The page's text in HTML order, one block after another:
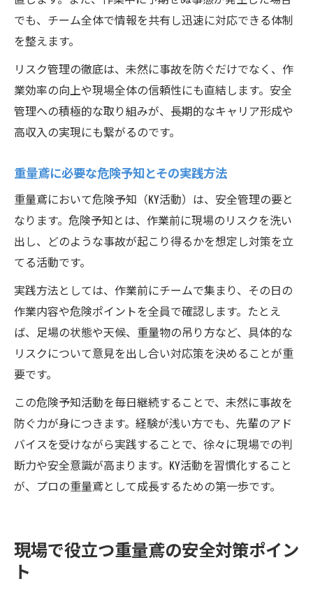
でも、チーム全体で情報を共有し迅速に対応できる体制
を整えます。
リスク管理の徹底は、未然に事故を防ぐだけでなく、作
業効率の向上や現場全体の信頼性にも直結します。安全
管理への積極的な取り組みが、長期的なキャリア形成や
高収入の実現にも繋がるのです。
重量鳶に必要な危険予知とその実践方法
重量鳶において危険予知（KY活動）は、安全管理の要と
なります。危険予知とは、作業前に現場のリスクを洗い
出し、どのような事故が起こり得るかを想定し対策を立
てる活動です。
実践方法としては、作業前にチームで集まり、その日の
作業内容や危険ポイントを全員で確認します。たとえ
ば、足場の状態や天候、重量物の吊り方など、具体的な
リスクについて意見を出し合い対応策を決めることが重
要です。
この危険予知活動を毎日継続することで、未然に事故を
防ぐ力が身につきます。経験が浅い方でも、先輩のアド
バイスを受けながら実践することで、徐々に現場での判
断力や安全意識が高まります。KY活動を習慣化すること
が、プロの重量鳶として成長するための第一歩です。
現場で役立つ重量鳶の安全対策ポイン
ト